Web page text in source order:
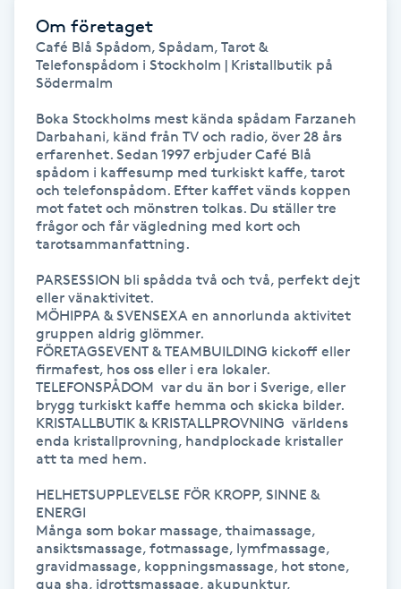
Gel naglar
Gelenaglar
Gellack
Gellack med förstärkning
Gravidmassage
Gravidyoga
Gruppträning
Gua Sha-massage
Hatha Yoga
Headspa
Healing
Om företaget
Café Blå Spådom, Spådam, Tarot &
Telefonspådom i Stockholm | Kristallbutik på
Södermalm
Boka Stockholms mest kända spådam Farzaneh
Darbahani, känd från TV och radio, över 28 års
erfarenhet. Sedan 1997 erbjuder Café Blå
spådom i kaffesump med turkiskt kaffe, tarot
och telefonspådom. Efter kaffet vänds koppen
mot fatet och mönstren tolkas. Du ställer tre
frågor och får vägledning med kort och
tarotsammanfattning.
PARSESSION bli spådda två och två, perfekt dejt
eller vänaktivitet.
MÖHIPPA & SVENSEXA en annorlunda aktivitet
gruppen aldrig glömmer.
FÖRETAGSEVENT & TEAMBUILDING kickoff eller
firmafest, hos oss eller i era lokaler.
TELEFONSPÅDOM  var du än bor i Sverige, eller
brygg turkiskt kaffe hemma och skicka bilder.
KRISTALLBUTIK & KRISTALLPROVNING  världens
enda kristallprovning, handplockade kristaller
att ta med hem.
HELHETSUPPLEVELSE FÖR KROPP, SINNE &
ENERGI
Många som bokar massage, thaimassage,
ansiktsmassage, fotmassage, lymfmassage,
gravidmassage, koppningsmassage, hot stone,
gua sha, idrottsmassage, akupunktur,